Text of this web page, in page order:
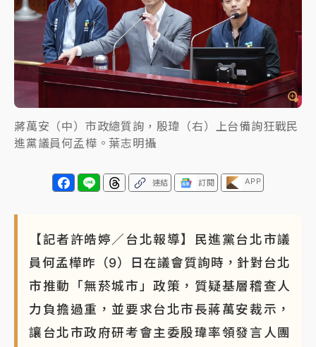
中信慈善基金會想增加董事人數！辜仲諒向法院聲請遭
駁 理由曝光
故宮《龍藏經》特展第2檔！今線上預約開賣一度塞車
周六起展出延長至晚上7時
台東農業處長涉圖利渡假村！東檢抗告成功 今重開羈
押庭
父親節泡湯了！中颱白海豚雨彈轟3天 「紅到發紫」降
雨熱區曝
蔣萬安（中）市政總質詢，殷瑋（右）上台備詢狂戰民
進黨議員何孟樺。葉志明攝
連結 訂閱 APP
【記者許皓婷／台北報導】民進黨台北市議
員何孟樺昨（9）日在議會質詢時，針對台北
市推動「無菸城市」政策，質疑基層稽查人
力負擔過重，並要求台北市長蔣萬安裁示，
讓台北市政府研考會主委殷瑋率領發言人團